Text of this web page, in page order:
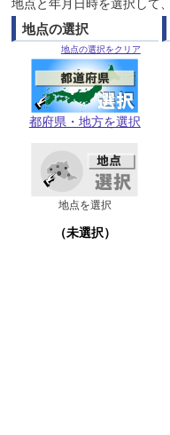
地点と年月日時を選択して
地点の選択
地点の選択をクリア
都府県・地方を選択
地点を選択
（未選択）